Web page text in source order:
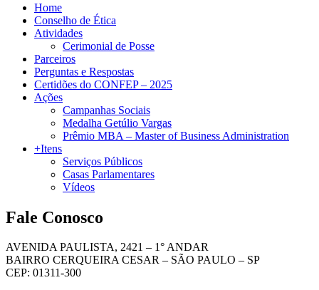
Home
Conselho de Ética
Atividades
Cerimonial de Posse
Parceiros
Perguntas e Respostas
Certidões do CONFEP – 2025
Ações
Campanhas Sociais
Medalha Getúlio Vargas
Prêmio MBA – Master of Business Administration
+Itens
Serviços Públicos
Casas Parlamentares
Vídeos
Fale Conosco
AVENIDA PAULISTA, 2421 – 1° ANDAR
BAIRRO CERQUEIRA CESAR – SÃO PAULO – SP
CEP: 01311-300